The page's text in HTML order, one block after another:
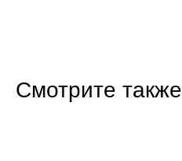
Смотрите также